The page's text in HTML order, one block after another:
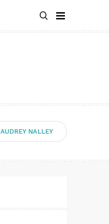
AUDREY NALLEY